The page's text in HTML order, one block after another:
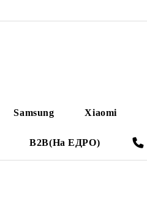
Samsung Xiaomi
B2B(На ЕДРО)